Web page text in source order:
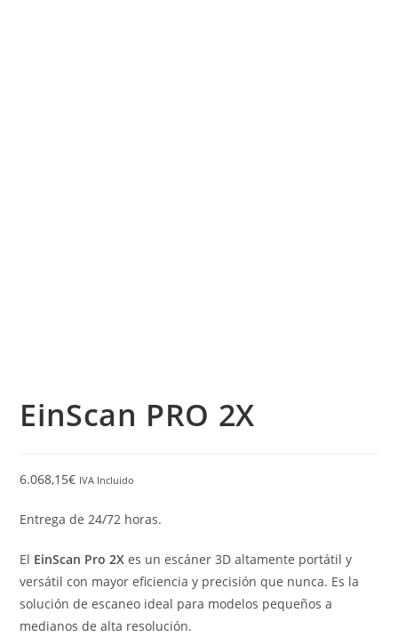
EinScan PRO 2X
6.068,15€ IVA Incluido
Entrega de 24/72 horas.
El EinScan Pro 2X es un escáner 3D altamente portátil y
versátil con mayor eficiencia y precisión que nunca. Es la
solución de escaneo ideal para modelos pequeños a
medianos de alta resolución.